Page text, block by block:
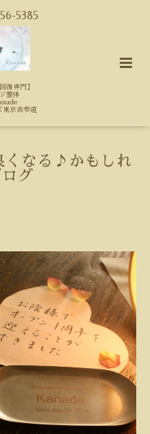
5385
復専門】
整体
東京表参道
くなる♪かもしれ
グ